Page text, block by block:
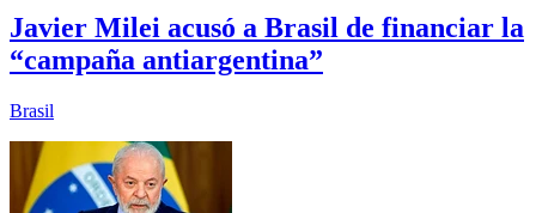
Javier Milei acusó a Brasil de financiar la
“campaña antiargentina”
Brasil